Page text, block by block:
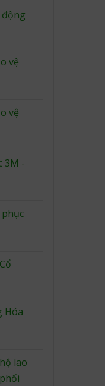
vệ
vệ
3M -
Hóa
lao